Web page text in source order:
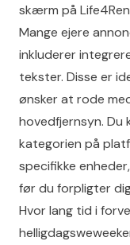
skærm på
Mange ejere
inkluderer
tekster. Disse er
ønsker at rode
hovedfjernsyn. Du
kategorien på
specifikke
før du forpligter
Hvor lang tid i